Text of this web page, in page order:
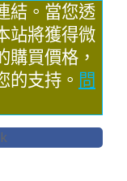
結。當您透
站將獲得微
購買價格，
的支持。 問